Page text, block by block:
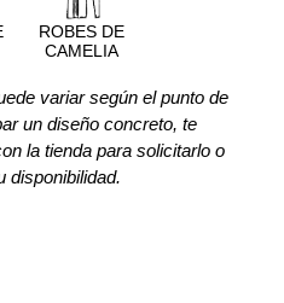
ROBES DE
CAMELIA
variar según el punto de
un diseño concreto, te
la tienda para solicitarlo o
disponibilidad.